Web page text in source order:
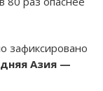
зафиксировано
Азия —